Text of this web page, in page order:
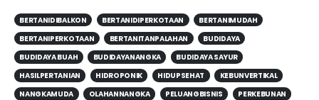
BERTANIDIBALKON BERTANIDIPERKOTAAN
BERTANIMUDAH
BERTANIPERKOTAAN
BERTANITANPALAHAN
BUDIDAYA
BUDIDAYA BUAH
BUDIDAYANANGKA
BUDIDAYA SAYUR
HASILPERTANIAN
HIDROPONIK HIDUPSEHAT
KEBUNVERTIKAL
NANGKAMUDA
OLAHANNANGKA PELUANGBISNIS
PERKEBUNAN